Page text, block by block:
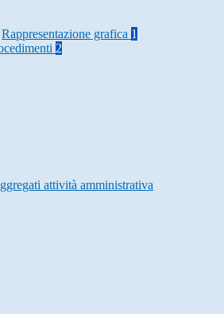
Rappresentazione grafica 1
2
attività amministrativa